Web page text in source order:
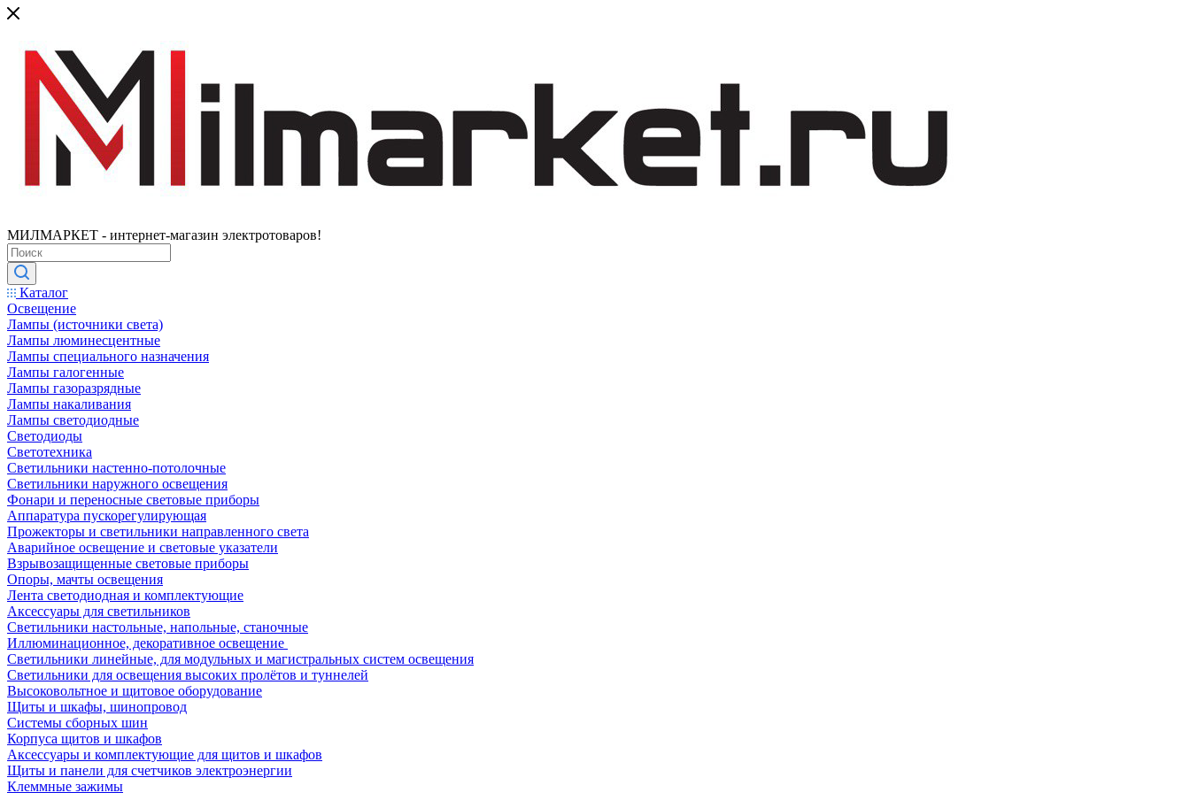
МИЛМАРКЕТ - интернет-магазин электротоваров!
Каталог
Освещение
Лампы (источники света)
Лампы люминесцентные
Лампы специального назначения
Лампы галогенные
Лампы газоразрядные
Лампы накаливания
Лампы светодиодные
Светодиоды
Светотехника
Светильники настенно-потолочные
Светильники наружного освещения
Фонари и переносные световые приборы
Аппаратура пускорегулирующая
Прожекторы и светильники направленного света
Аварийное освещение и световые указатели
Взрывозащищенные световые приборы
Опоры, мачты освещения
Лента светодиодная и комплектующие
Аксессуары для светильников
Светильники настольные, напольные, станочные
Иллюминационное, декоративное освещение
Светильники линейные, для модульных и магистральных систем освещения
Светильники для освещения высоких пролётов и туннелей
Высоковольтное и щитовое оборудование
Щиты и шкафы, шинопровод
Системы сборных шин
Корпуса щитов и шкафов
Аксессуары и комплектующие для щитов и шкафов
Щиты и панели для счетчиков электроэнергии
Клеммные зажимы